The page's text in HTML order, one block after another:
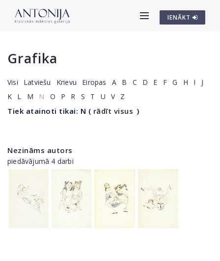
IENĀKT
Grafika
Visi Latviešu Krievu Eiropas A B C D E F G H I
J
K
L M N O P R S T U V Z
Tiek atainoti tikai: N ( rādīt visus )
Nezināms autors
piedāvājumā 4 darbi